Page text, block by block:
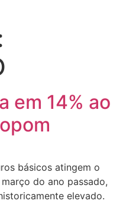
em 14% ao
básicos atingem o
do ano passado,
elevado.